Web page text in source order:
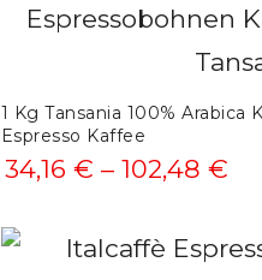
1 Kg Tansania 100%
Espresso Kaffee
34,16 € – 102,48 €
bis